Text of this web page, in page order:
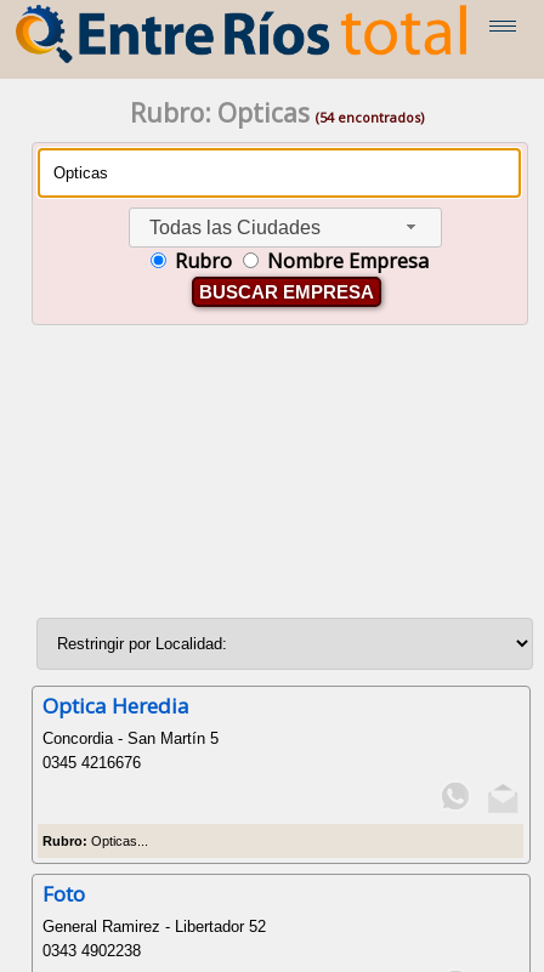
Rubro: Opticas(54 encontrados)
Todas las Ciudades
Rubro Nombre Empresa
BUSCAR EMPRESA
Optica Heredia
Concordia - San Martín 5
0345 4216676
Rubro: Opticas...
Foto
General Ramirez - Libertador 52
0343 4902238